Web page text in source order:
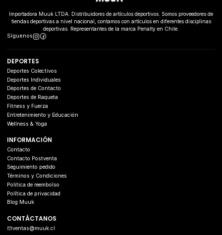
Importadora Muuk LTDA. Distribuidores de artículos deportivos. Somos proveedores de
tiendas deportivas a nivel nacional, contamos con artículos en diferentes disciplinas
deportivas. Representantes de la marca Penalty en Chile.
Síguenos
DEPORTES
Deportes Colectivos
Deportes Individuales
Deportes de Contacto
Deportes de Raqueta
Fitness y Fuerza
Entretenimiento y Educación
Wellness & Yoga
INFORMACIÓN
Contacto
Contacto Postventa
Seguimiento pedido
Términos y Condiciones
Politica de reembolso
Política de privacidad
Blog Muuk
CONTÁCTANOS
ventas@muuk.cl